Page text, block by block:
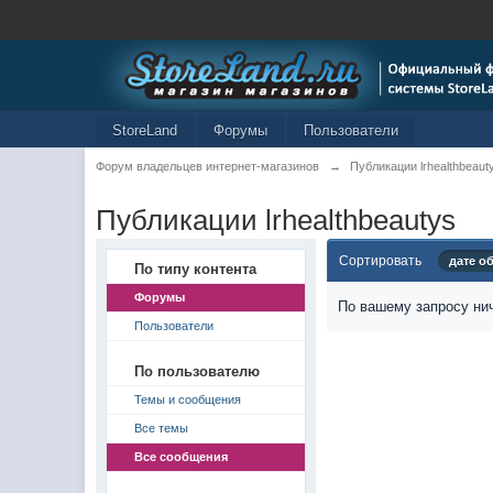
StoreLand Форумы Пользователи
Форум владельцев интернет-магазинов → Публикации
Публикации lrhealthbeautys
По типу контента
Форумы
Пользователи
По пользователю
Темы и сообщения
Все темы
Все сообщения
Сортировать дате
По вашему запросу